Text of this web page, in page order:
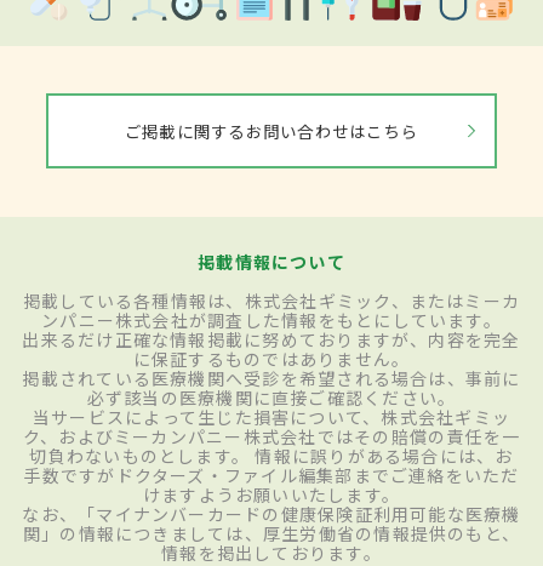
ご掲載に関するお問い合わせはこちら
掲載情報について
掲載している各種情報は、株式会社ギミック、またはミーカ
ンパニー株式会社が調査した情報をもとにしています。
出来るだけ正確な情報掲載に努めておりますが、内容を完全
に保証するものではありません。
掲載されている医療機関へ受診を希望される場合は、事前に
必ず該当の医療機関に直接ご確認ください。
当サービスによって生じた損害について、株式会社ギミッ
ク、およびミーカンパニー株式会社ではその賠償の責任を一
切負わないものとします。 情報に誤りがある場合には、お
手数ですがドクターズ・ファイル編集部までご連絡をいただ
けますようお願いいたします。
なお、「マイナンバーカードの健康保険証利用可能な医療機
関」の情報につきましては、厚生労働省の情報提供のもと、
情報を掲出しております。